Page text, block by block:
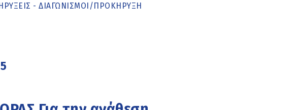
- ΔΙΑΓΩΝΙΣΜΟΙ /ΠΡΟΚΉΡΥΞΗ